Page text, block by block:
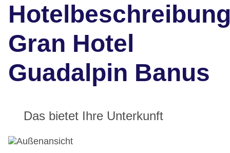
Gran Hotel
Guadalpin Banus
Das bietet Ihre Unterkunft